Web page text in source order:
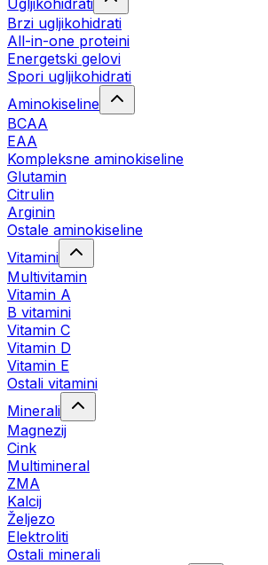
Ugljikohidrati
Brzi ugljikohidrati
All-in-one proteini
Energetski gelovi
Spori ugljikohidrati
Aminokiseline
BCAA
EAA
Kompleksne aminokiseline
Glutamin
Citrulin
Arginin
Ostale aminokiseline
Vitamini
Multivitamin
Vitamin A
B vitamini
Vitamin C
Vitamin D
Vitamin E
Ostali vitamini
Minerali
Magnezij
Cink
Multimineral
ZMA
Kalcij
Željezo
Elektroliti
Ostali minerali